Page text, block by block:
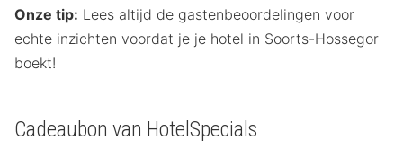
Onze tip: Lees altijd de gastenbeoordelingen voor
echte inzichten voordat je je hotel in Soorts-Hossegor
boekt!
Cadeaubon van HotelSpecials